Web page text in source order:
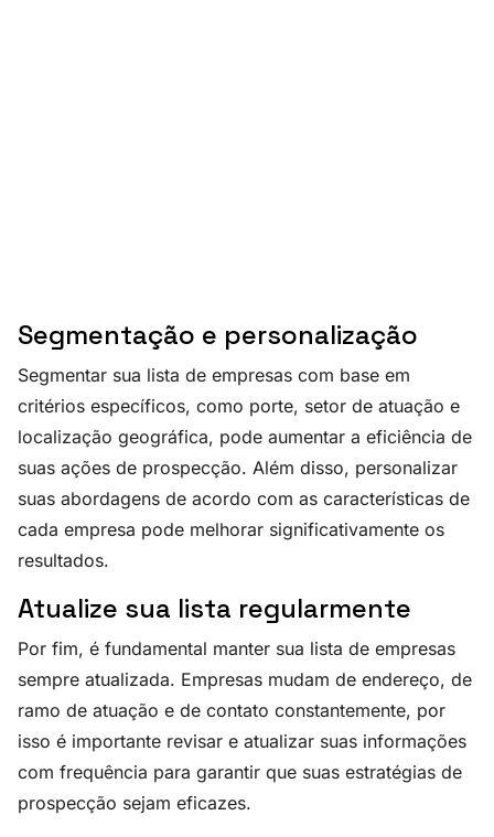
Segmentação e personalização
Segmentar sua lista de empresas com base em
critérios específicos, como porte, setor de atuação e
localização geográfica, pode aumentar a eficiência de
suas ações de prospecção. Além disso, personalizar
suas abordagens de acordo com as características de
cada empresa pode melhorar significativamente os
resultados.
Atualize sua lista regularmente
Por fim, é fundamental manter sua lista de empresas
sempre atualizada. Empresas mudam de endereço, de
ramo de atuação e de contato constantemente, por
isso é importante revisar e atualizar suas informações
com frequência para garantir que suas estratégias de
prospecção sejam eficazes.